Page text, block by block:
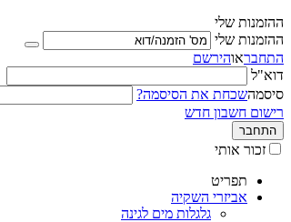
ההזמנות שלי
ההזמנות שלי
התחבראוהירשם
דוא"ל
סיסמהשכחת את הסיסמה?
רישום חשבון חדש
התחבר
זכור אותי
תפריט
אביזרי השקיה
גלגלות מים לגינה